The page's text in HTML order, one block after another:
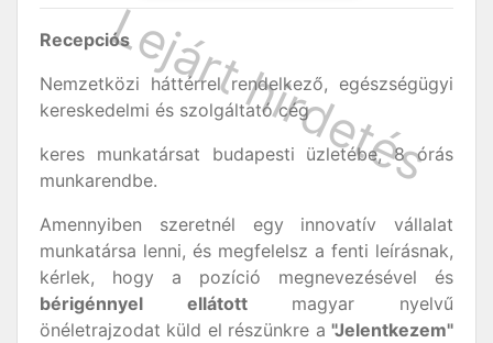
Recepciós
Nemzetközi háttérrel rendelkező, egészségügyi
kereskedelmi és szolgáltató cég
keres munkatársat budapesti üzletébe, 8 órás
munkarendbe.
Amennyiben szeretnél egy innovatív vállalat
munkatársa lenni, és megfelelsz a fenti leírásnak,
kérlek, hogy a pozíció megnevezésével és
bérigénnyel ellátott magyar nyelvű
önéletrajzodat küld el részünkre a "Jelentkezem"